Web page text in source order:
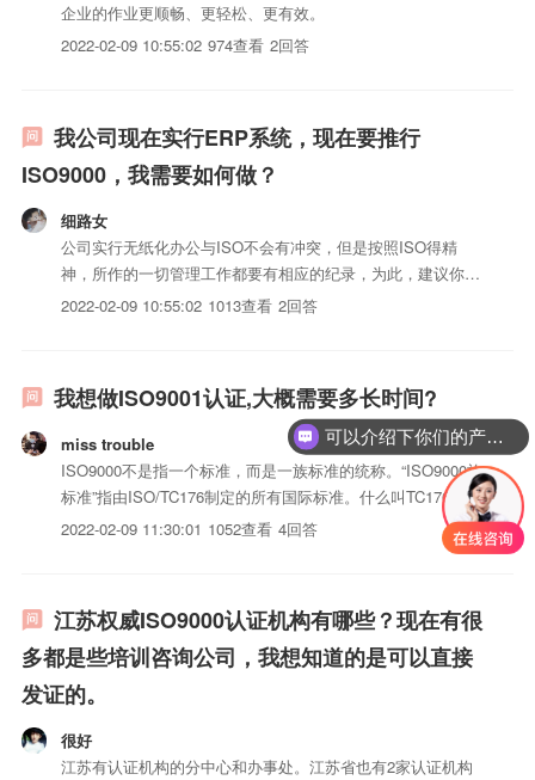
企业的作业更顺畅、更轻松、更有效。
2022-02-09 10:55:02 974查看 2回答
我公司现在实行ERP系统，现在要推行
ISO9000，我需要如何做？
细路女
公司实行无纸化办公与ISO不会有冲突，但是按照ISO得精
神，所作的一切管理工作都要有相应的纪录，为此，建议你在
ERP和SPC系统的基础上，上一套ISOiso三体系认证管理系
2022-02-09 10:55:02 1013查看 2回答
我想做ISO9001认证,大概需要多长时间?
miss trouble
ISO9000不是指一个标准，而是一族标准的统称。“ISO9000族
标准”指由ISO/TC176制定的所有国际标准。什么叫TC176呢？
TC176即ISO中第176个技术委员会，全称是“质量保证技术委
员会”，1987年更名为“质量管理和质量保证技术委员会”。
2022-02-09 11:30:01 1052查看 4回答
江苏权威ISO9000认证机构有哪些？现在有很
多都是些培训咨询公司，我想知道的是可以直接
发证的。
很好
江苏有认证机构的分中心和办事处。江苏省也有2家认证机构
可以介绍下你们的产品么？